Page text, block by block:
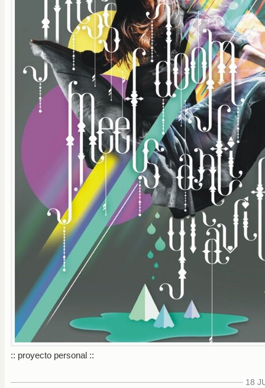
:: proyecto personal ::
18